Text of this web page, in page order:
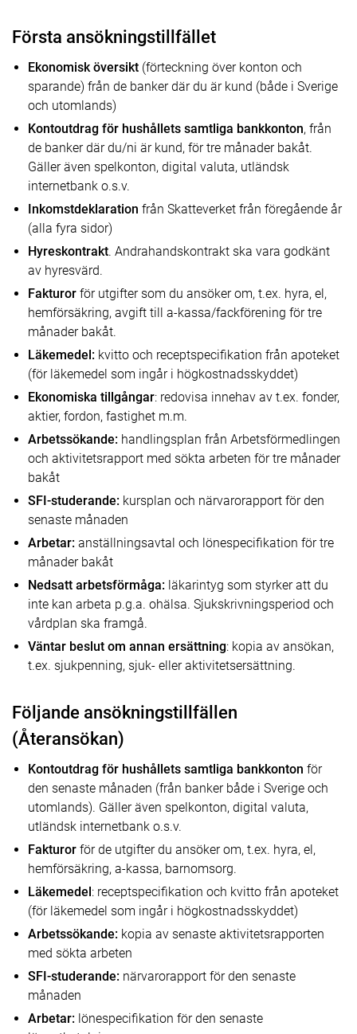
Första ansökningstillfället
Ekonomisk översikt (förteckning över konton och
sparande) från de banker där du är kund (både i Sverige
och utomlands)
Kontoutdrag för hushållets samtliga bankkonton, från
de banker där du/ni är kund, för tre månader bakåt.
Gäller även spelkonton, digital valuta, utländsk
internetbank o.s.v.
Inkomstdeklaration från Skatteverket från föregående år
(alla fyra sidor)
Hyreskontrakt. Andrahandskontrakt ska vara godkänt
av hyresvärd.
Fakturor för utgifter som du ansöker om, t.ex. hyra, el,
hemförsäkring, avgift till a-kassa/fackförening för tre
månader bakåt.
Läkemedel: kvitto och receptspecifikation från apoteket
(för läkemedel som ingår i högkostnadsskyddet)
Ekonomiska tillgångar: redovisa innehav av t.ex. fonder,
aktier, fordon, fastighet m.m.
Arbetssökande: handlingsplan från Arbetsförmedlingen
och aktivitetsrapport med sökta arbeten för tre månader
bakåt
SFI-studerande: kursplan och närvarorapport för den
senaste månaden
Arbetar: anställningsavtal och lönespecifikation för tre
månader bakåt
Nedsatt arbetsförmåga: läkarintyg som styrker att du
inte kan arbeta p.g.a. ohälsa. Sjukskrivningsperiod och
vårdplan ska framgå.
Väntar beslut om annan ersättning: kopia av ansökan,
t.ex. sjukpenning, sjuk- eller aktivitetsersättning.
Följande ansökningstillfällen
(Återansökan)
Kontoutdrag för hushållets samtliga bankkonton för
den senaste månaden (från banker både i Sverige och
utomlands). Gäller även spelkonton, digital valuta,
utländsk internetbank o.s.v.
Fakturor för de utgifter du ansöker om, t.ex. hyra, el,
hemförsäkring, a-kassa, barnomsorg.
Läkemedel: receptspecifikation och kvitto från apoteket
(för läkemedel som ingår i högkostnadsskyddet)
Arbetssökande: kopia av senaste aktivitetsrapporten
med sökta arbeten
SFI-studerande: närvarorapport för den senaste
månaden
Arbetar: lönespecifikation för den senaste